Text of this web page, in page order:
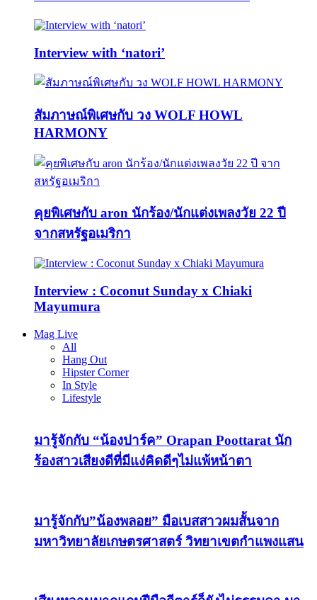
Interview with ‘natori’
สัมภาษณ์พิเศษกับ วง WOLF HOWL
HARMONY
คุยพิเศษกับ aron นักร้อง/นักแต่งเพลงวัย 22 ปี
จากสหรัฐอเมริกา
Interview : Coconut Sunday x Chiaki
Mayumura
Mag Live
All
Hang Out
Hipster Corner
In Style
Lifestyle
มารู้จักกับ “น้องปาร์ค” Orapan Poottarat นัก
ร้องสาวเสียงดีที่มีแง่คิดดีๆไม่แพ้หน้าตา
มารู้จักกับ”น้องพลอย” มือเบสสาวผมสั้นจาก
มหาวิทยาลัยเกษตรศาสตร์ วิทยาเขตกำแพงแสน